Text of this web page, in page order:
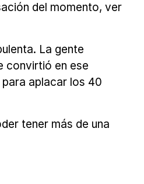
del momento, ver
La gente
convirtió en ese
aplacar los 40
tener más de una